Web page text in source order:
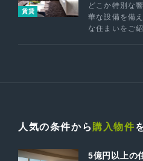
賃貸
どこか特別な
華な設備を備
な住まいをご紹
人気の条件から 購入物件
5億円以上の